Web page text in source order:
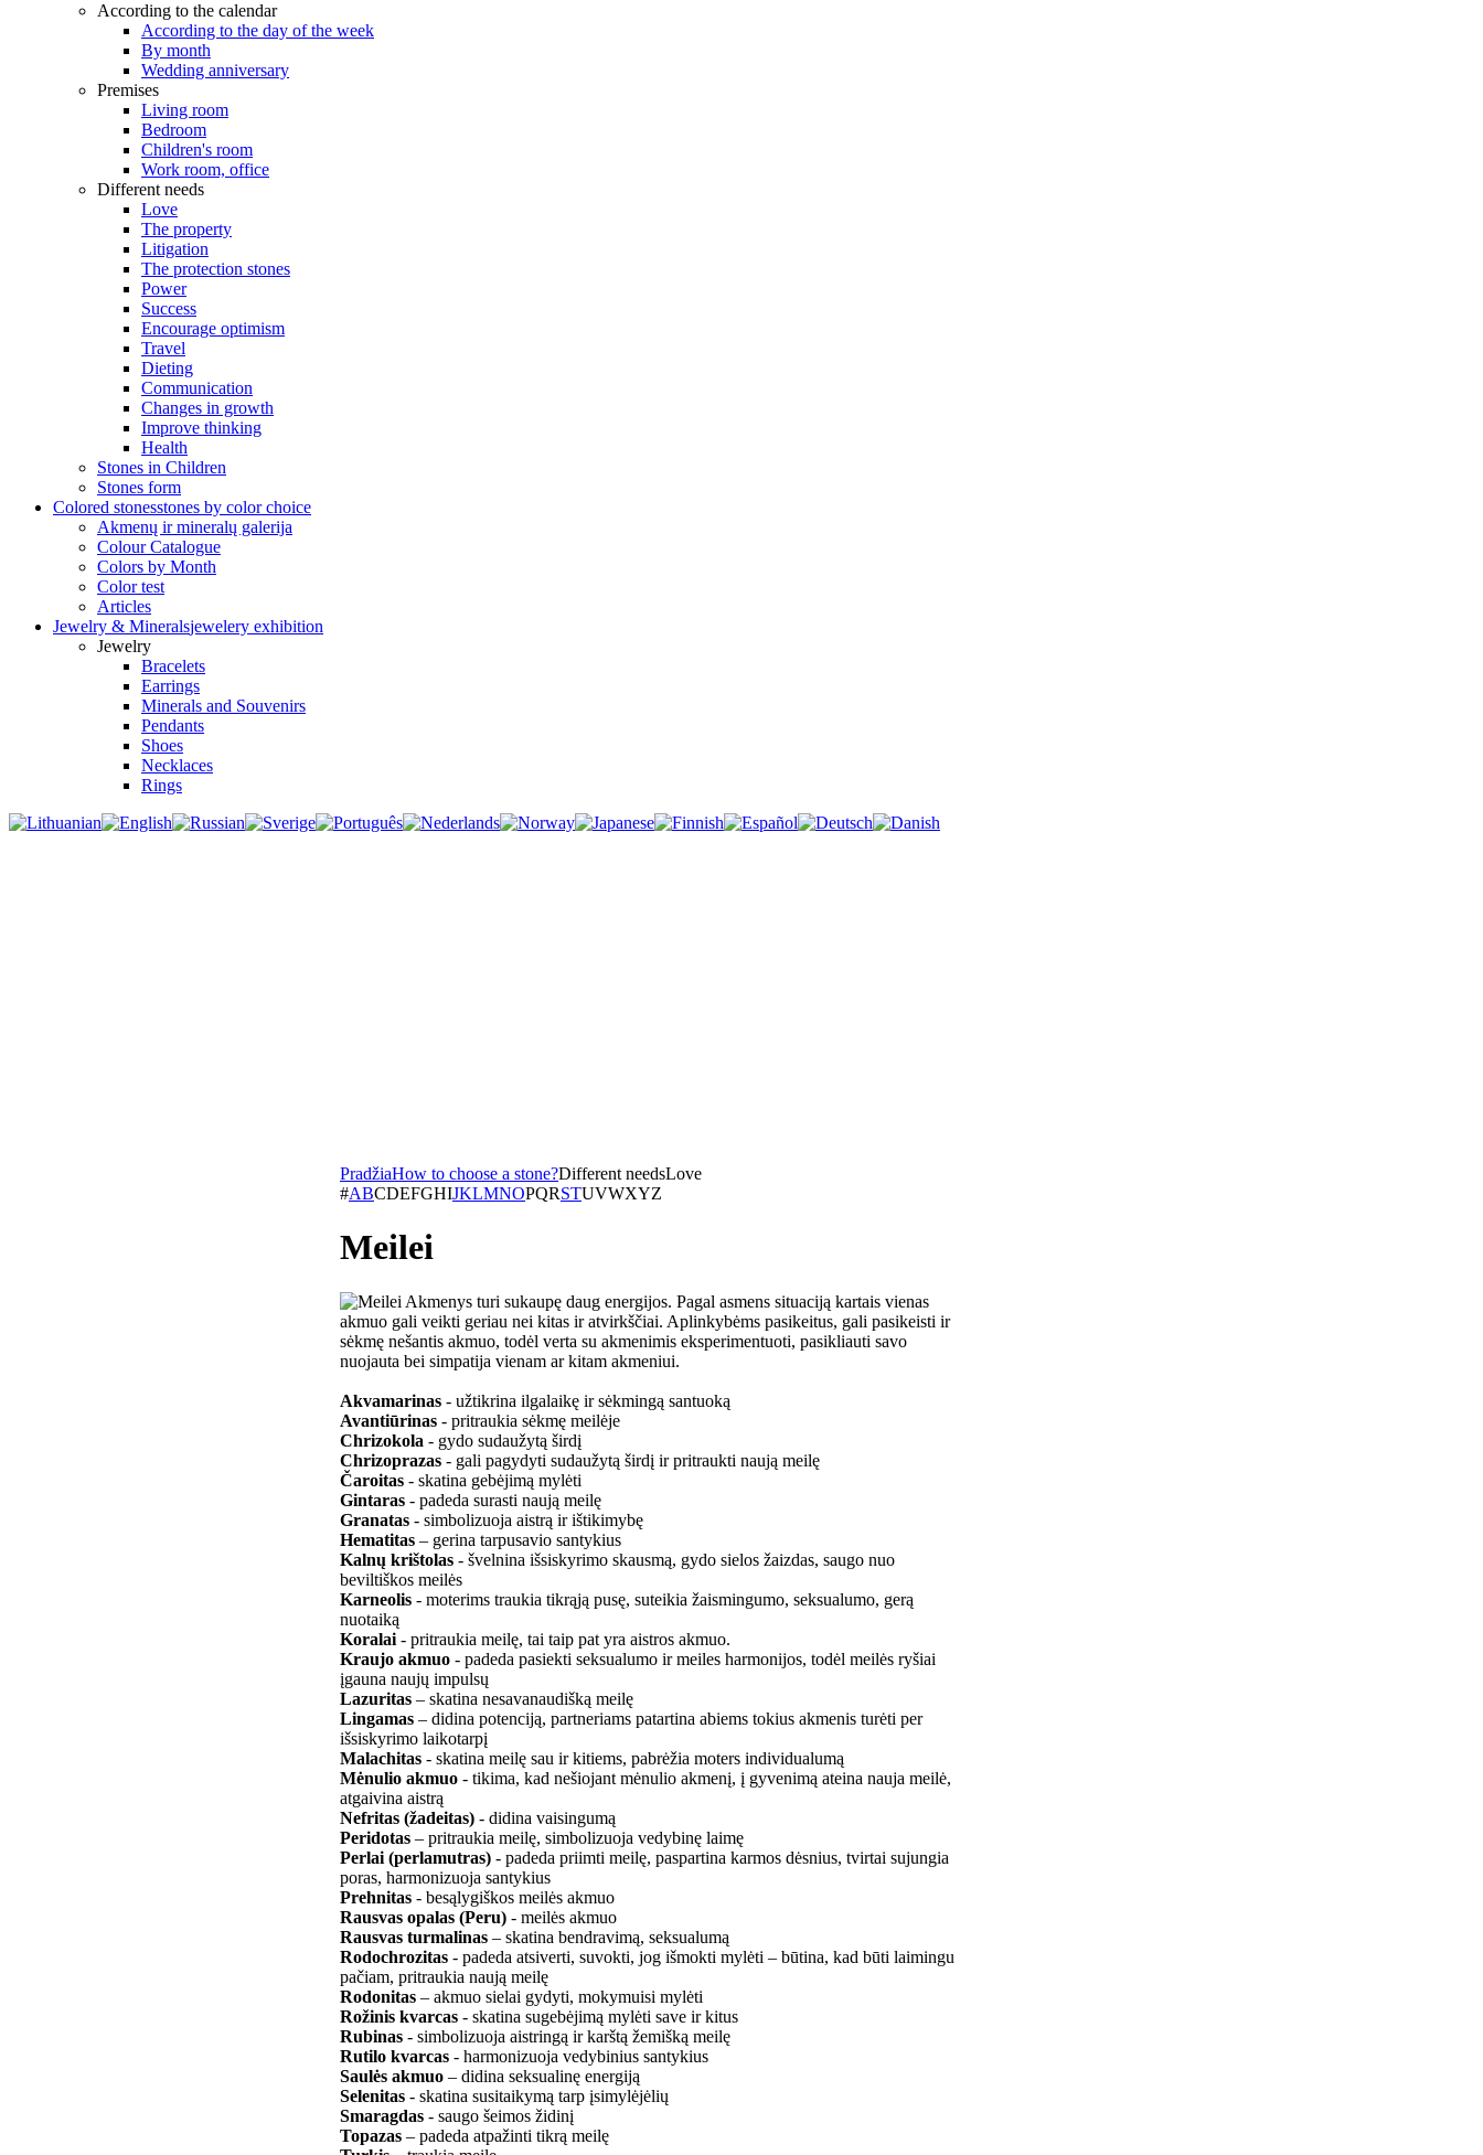
According to the calendar
According to the day of the week
By month
Wedding anniversary
Premises
Living room
Bedroom
Children's room
Work room, office
Different needs
Love
The property
Litigation
The protection stones
Power
Success
Encourage optimism
Travel
Dieting
Communication
Changes in growth
Improve thinking
Health
Stones in Children
Stones form
Colored stonesstones by color choice
Akmenų ir mineralų galerija
Colour Catalogue
Colors by Month
Color test
Articles
Jewelry & Mineralsjewelery exhibition
Jewelry
Bracelets
Earrings
Minerals and Souvenirs
Pendants
Shoes
Necklaces
Rings
PradžiaHow to choose a stone?Different needsLove
#ABCDEFGHIJKLMNOPQRSTUVWXYZ
Meilei
Akmenys turi sukaupę daug energijos. Pagal asmens situaciją kartais vienas
akmuo gali veikti geriau nei kitas ir atvirkščiai. Aplinkybėms pasikeitus, gali pasikeisti ir
sėkmę nešantis akmuo, todėl verta su akmenimis eksperimentuoti, pasikliauti savo
nuojauta bei simpatija vienam ar kitam akmeniui.
Akvamarinas - užtikrina ilgalaikę ir sėkmingą santuoką
Avantiūrinas - pritraukia sėkmę meilėje
Chrizokola - gydo sudaužytą širdį
Chrizoprazas - gali pagydyti sudaužytą širdį ir pritraukti naują meilę
Čaroitas - skatina gebėjimą mylėti
Gintaras - padeda surasti naują meilę
Granatas - simbolizuoja aistrą ir ištikimybę
Hematitas – gerina tarpusavio santykius
Kalnų krištolas - švelnina išsiskyrimo skausmą, gydo sielos žaizdas, saugo nuo
beviltiškos meilės
Karneolis - moterims traukia tikrąją pusę, suteikia žaismingumo, seksualumo, gerą
nuotaiką
Koralai - pritraukia meilę, tai taip pat yra aistros akmuo.
Kraujo akmuo - padeda pasiekti seksualumo ir meiles harmonijos, todėl meilės ryšiai
įgauna naujų impulsų
Lazuritas – skatina nesavanaudišką meilę
Lingamas – didina potenciją, partneriams patartina abiems tokius akmenis turėti per
išsiskyrimo laikotarpį
Malachitas - skatina meilę sau ir kitiems, pabrėžia moters individualumą
Mėnulio akmuo - tikima, kad nešiojant mėnulio akmenį, į gyvenimą ateina nauja meilė,
atgaivina aistrą
Nefritas (žadeitas) - didina vaisingumą
Peridotas – pritraukia meilę, simbolizuoja vedybinę laimę
Perlai (perlamutras) - padeda priimti meilę, paspartina karmos dėsnius, tvirtai sujungia
poras, harmonizuoja santykius
Prehnitas - besąlygiškos meilės akmuo
Rausvas opalas (Peru) - meilės akmuo
Rausvas turmalinas – skatina bendravimą, seksualumą
Rodochrozitas - padeda atsiverti, suvokti, jog išmokti mylėti – būtina, kad būti laimingu
pačiam, pritraukia naują meilę
Rodonitas – akmuo sielai gydyti, mokymuisi mylėti
Rožinis kvarcas - skatina sugebėjimą mylėti save ir kitus
Rubinas - simbolizuoja aistringą ir karštą žemišką meilę
Rutilo kvarcas - harmonizuoja vedybinius santykius
Saulės akmuo – didina seksualinę energiją
Selenitas - skatina susitaikymą tarp įsimylėjėlių
Smaragdas - saugo šeimos židinį
Topazas – padeda atpažinti tikrą meilę